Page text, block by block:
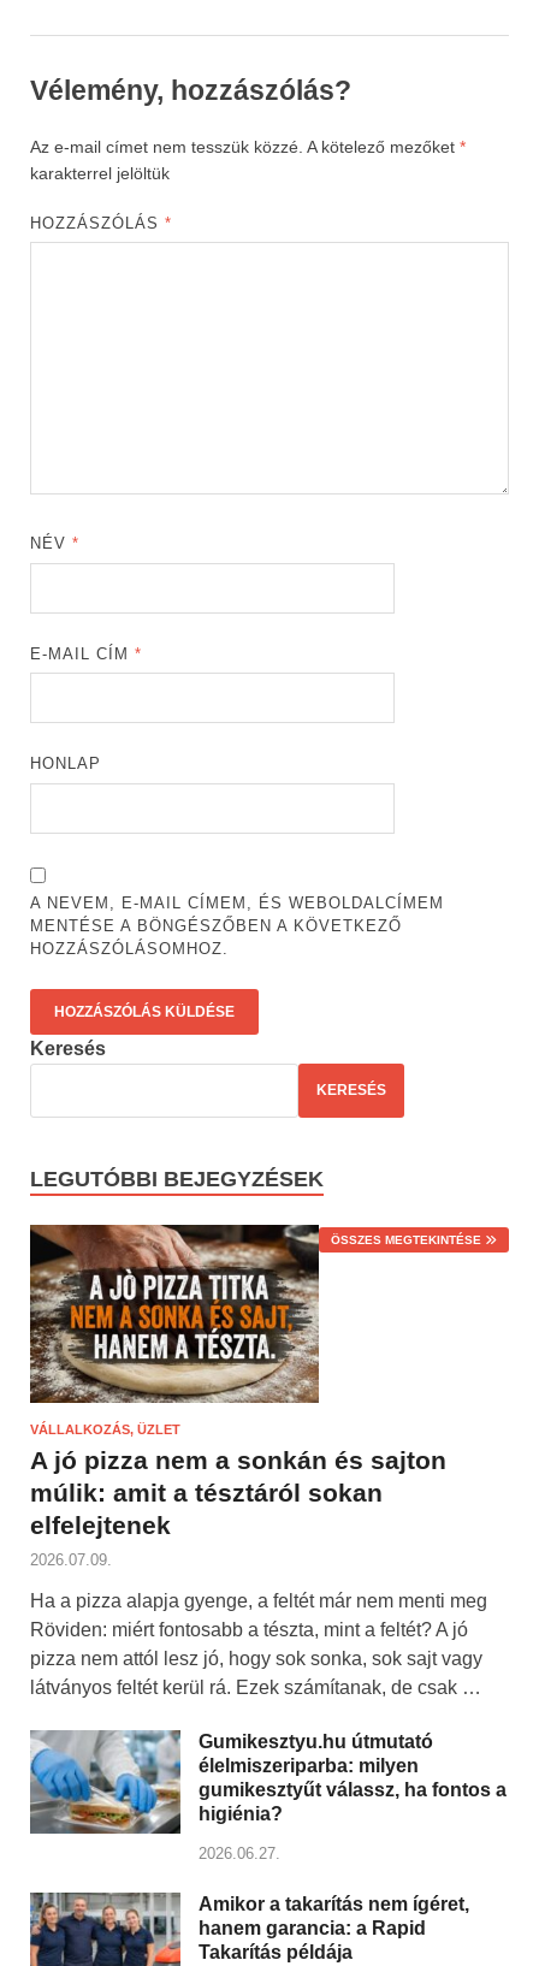
Vélemény, hozzászólás?
Az e-mail címet nem tesszük közzé. A kötelező mezőket *
karakterrel jelöltük
HOZZÁSZÓLÁS*
NÉV*
E-MAIL CÍM*
HONLAP
A NEVEM, E-MAIL CÍMEM, ÉS WEBOLDALCÍMEM
MENTÉSE A BÖNGÉSZŐBEN A KÖVETKEZŐ
HOZZÁSZÓLÁSOMHOZ.
Keresés
KERESÉS
LEGUTÓBBI BEJEGYZÉSEK
ÖSSZES MEGTEKINTÉSE
VÁLLALKOZÁS, ÜZLET
A jó pizza nem a sonkán és sajton
múlik: amit a tésztáról sokan
elfelejtenek
2026.07.09.
Ha a pizza alapja gyenge, a feltét már nem menti meg
Röviden: miért fontosabb a tészta, mint a feltét? A jó
pizza nem attól lesz jó, hogy sok sonka, sok sajt vagy
látványos feltét kerül rá. Ezek számítanak, de csak …
Gumikesztyu.hu útmutató
élelmiszeriparba: milyen
gumikesztyűt válassz, ha fontos a
higiénia?
2026.06.27.
Amikor a takarítás nem ígéret,
hanem garancia: a Rapid
Takarítás példája